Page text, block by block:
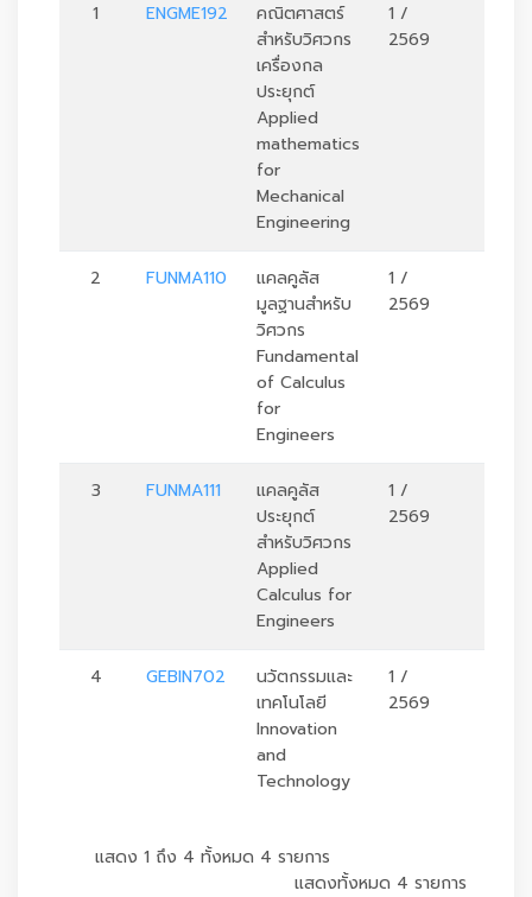
1 ENGME192
คณิตศาสตร์
สำหรับวิศวกร
เครื่องกล
ประยุกต์
Applied
mathematics
for
Mechanical
Engineering
1 /
2569
2 FUNMA110
แคลคูลัส
มูลฐานสำหรับ
วิศวกร
Fundamental
of Calculus
for
Engineers
1 /
2569
3 FUNMA111
แคลคูลัส
ประยุกต์
สำหรับวิศวกร
Applied
Calculus for
Engineers
1 /
2569
4 GEBIN702
นวัตกรรมและ
เทคโนโลยี
Innovation
and
Technology
1 /
2569
แสดง 1 ถึง 4 ทั้งหมด 4 รายการ
แสดงทั้งหมด 4 รายการ